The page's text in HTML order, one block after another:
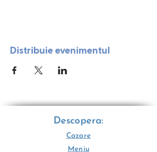
Distribuie evenimentul
Descopera:
Cazare
Meniu